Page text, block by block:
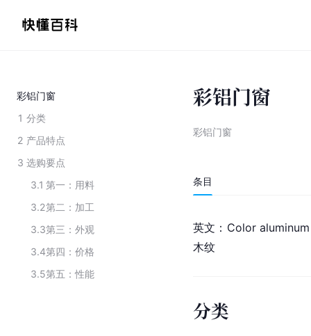
彩铝门窗
1 分类
2 产品特点
3 选购要点
3.1 第一：用料
3.2第二：加工
3.3第三：外观
3.4第四：价格
3.5第五：性能
彩铝门窗
彩铝门窗
条目
英文：Color
木纹
分类